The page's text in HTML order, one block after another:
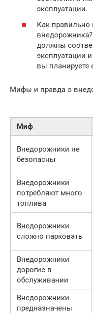
эксплуатации.
Как
должны
эксплуатации
вы планируете
Мифы и правда о
Миф
Внедорожники не
безопасны
Внедорожники
потребляют много
топлива
Внедорожники
сложно парковать
Внедорожники
дорогие в
обслуживании
Внедорожники
предназначены